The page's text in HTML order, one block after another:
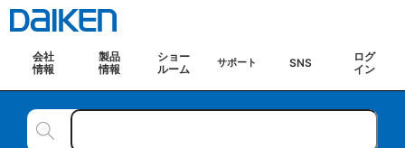
会社
情報
製品
情報
ショー
ルーム
サポート SNS
ログ
イン